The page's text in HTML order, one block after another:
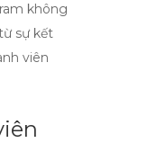
không
sự kết
viên